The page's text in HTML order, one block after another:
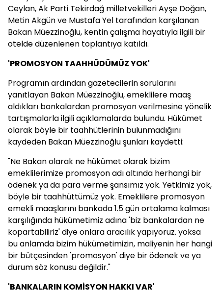
Ceylan, Ak Parti Tekirdağ milletvekilleri Ayşe Doğan,
Metin Akgün ve Mustafa Yel tarafından karşılanan
Bakan Müezzinoğlu, kentin çalışma hayatıyla ilgili bir
otelde düzenlenen toplantıya katıldı.
'PROMOSYON TAAHHÜDÜMÜZ YOK'
Programın ardından gazetecilerin sorularını
yanıtlayan Bakan Müezzinoğlu, emeklilere maaş
aldıkları bankalardan promosyon verilmesine yönelik
tartışmalarla ilgili açıklamalarda bulundu. Hükümet
olarak böyle bir taahhütlerinin bulunmadığını
kaydeden Bakan Müezzinoğlu şunları kaydetti:
"Ne Bakan olarak ne hükümet olarak bizim
emeklilerimize promosyon adı altında herhangi bir
ödenek ya da para verme şansımız yok. Yetkimiz yok,
böyle bir taahhüttümüz yok. Emeklilere promosyon
emekli maaşlarını bankada 1.5 gün ortalama kalması
karşılığında hükümetimiz adına 'biz bankalardan ne
kopartabiliriz' diye onlara aracılık yapıyoruz. yoksa
bu anlamda bizim hükümetimizin, maliyenin her hangi
bir bütçesinden 'promosyon' diye bir ödenek ve ya
durum söz konusu değildir."
'BANKALARIN KOMİSYON HAKKI VAR'